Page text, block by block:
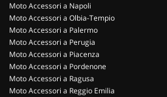
Moto Accessori a Napoli
Moto Accessori a Olbia-Tempio
Moto Accessori a Palermo
Moto Accessori a Perugia
Moto Accessori a Piacenza
Moto Accessori a Pordenone
Moto Accessori a Ragusa
Moto Accessori a Reggio Emilia